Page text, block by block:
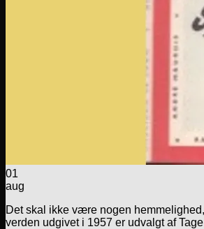
01
aug
Det skal ikke være nogen
verden udgivet i 1957 er udvalgt af